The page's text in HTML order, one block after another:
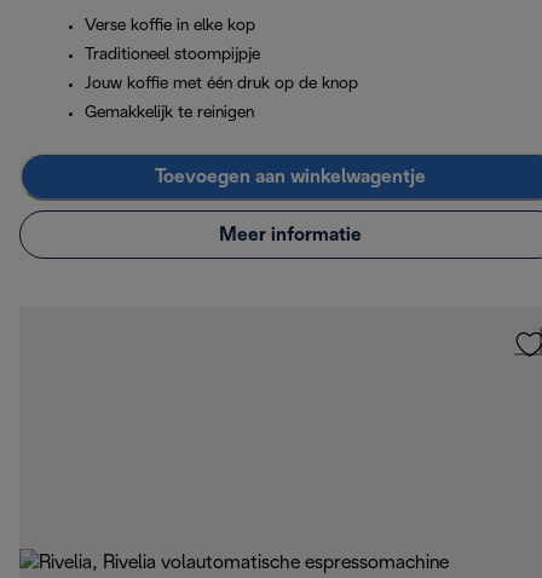
Verse koffie in elke kop
Traditioneel stoompijpje
Jouw koffie met één druk op de knop
Gemakkelijk te reinigen
Toevoegen aan winkelwagentje
Meer informatie